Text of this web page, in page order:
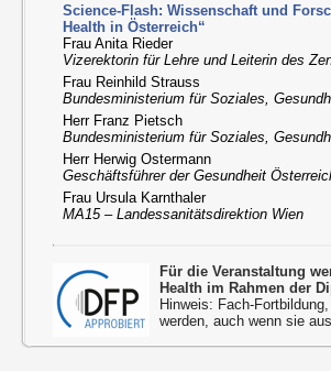
Science-Flash: Wissenschaft und
Health in Österreich“
Frau Anita Rieder
Vizerektorin für Lehre und Leiterin des
Frau Reinhild Strauss
Bundesministerium für Soziales,
Herr Franz Pietsch
Bundesministerium für Soziales,
Herr Herwig Ostermann
Geschäftsführer der Gesundheit
Frau Ursula Karnthaler
MA15 – Landessanitätsdirektion Wien
Für die Veranstaltung
Health im Rahmen der
Hinweis: Fach-
werden, auch wenn sie